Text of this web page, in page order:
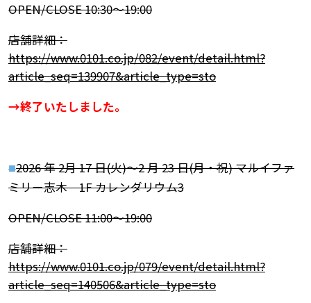
OPEN/CLOSE 10:30～19:00
店舗詳細：
https://www.0101.co.jp/082/event/detail.html?
article_seq=139907&article_type=sto
→終了いたしました。
■2026 年 2月 17 日(火)～2 月 23 日(月・祝) マルイファ
ミリー志木 1F カレンダリウム3
OPEN/CLOSE 11:00～19:00
店舗詳細：
https://www.0101.co.jp/079/event/detail.html?
article_seq=140506&article_type=sto